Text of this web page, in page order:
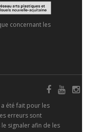
concernant les
été fait pour les
erreurs sont
signaler afin de les